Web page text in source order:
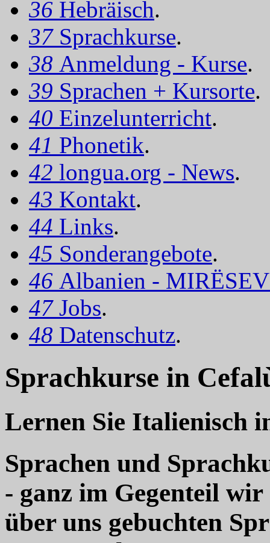
36 Hebräisch.
37 Sprachkurse.
38 Anmeldung - Kurse.
39 Sprachen + Kursorte.
40 Einzelunterricht.
41 Phonetik.
42 longua.org - News.
43 Kontakt.
44 Links.
45 Sonderangebote.
46 Albanien -
47 Jobs.
48 Datenschutz.
Sprachkurse in
Lernen Sie Italienisch
Sprachen und
- ganz im Gegenteil
über uns gebuchten